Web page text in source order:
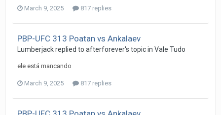
March 9, 2025 817 replies
PBP-UFC 313 Poatan vs Ankalaev
Lumberjackreplied to afterforever's topic in Vale Tudo
ele está mancando
March 9, 2025 817 replies